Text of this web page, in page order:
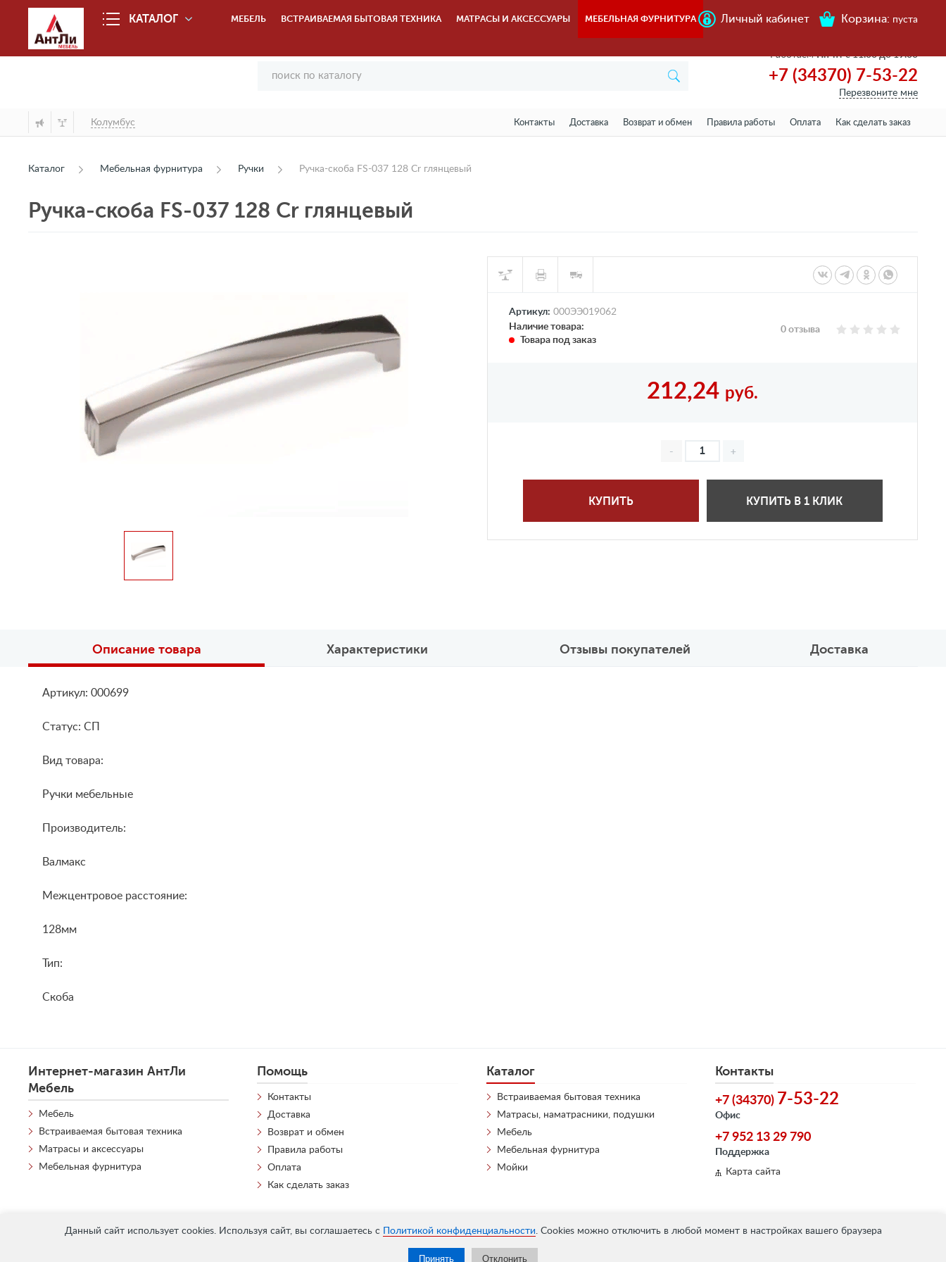
Данный сайт использует cookies. Используя сайт, вы соглашаетесь с Политикой конфиденциальности. Cookies можно отключить в любой момент в настройках вашего браузера
Принять Отклонить
КАТАЛОГ МЕБЕЛЬ ВСТРАИВАЕМАЯ БЫТОВАЯ ТЕХНИКА МАТРАСЫ И АКСЕССУАРЫ МЕБЕЛЬНАЯ ФУРНИТУРА Личный кабинет Корзина: пуста
РаботаемПн-пт с 11.00 до 19.00
+7 (34370) 7-53-22
Перезвоните мне
Колумбус Контакты Доставка Возврат и обмен Правила работы Оплата Как сделать заказ
Каталог Мебельная фурнитура Ручки Ручка-скоба FS-037 128 Cr глянцевый
Ручка-скоба FS-037 128 Cr глянцевый
Артикул: 000ЭЭ019062
Наличие товара:
Товара под заказ
0 отзыва
212,24 руб.
КУПИТЬ КУПИТЬ В 1 КЛИК
Описание товара Характеристики Отзывы покупателей Доставка
Артикул: 000699
Статус: СП
Вид товара:
Ручки мебельные
Производитель:
Валмакс
Межцентровое расстояние:
128мм
Тип:
Скоба
Интернет-магазин АнтЛи
Мебель
Мебель
Встраиваемая бытовая техника
Матрасы и аксессуары
Мебельная фурнитура
Помощь
Контакты
Доставка
Возврат и обмен
Правила работы
Оплата
Как сделать заказ
Контакты
+7 (34370) 7-53-22
Офис
+7 952 13 29 790
Поддержка
Карта сайта
Каталог
Встраиваемая бытовая техника
Матрасы, наматрасники, подушки
Мебель
Мебельная фурнитура
Мойки